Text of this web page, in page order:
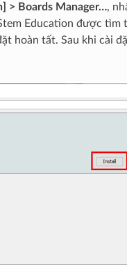
> Boards Manager…,
Education được tìm
hoàn tất. Sau khi cài